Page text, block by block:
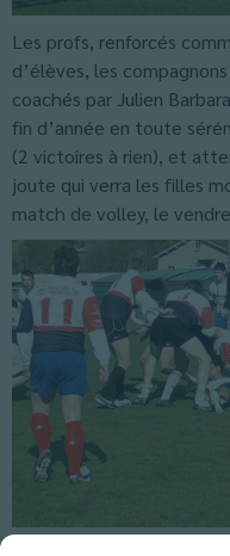
Les profs, renforcés
d’élèves, les
coachés par Julien
fin d’année en toute
(2 victoires à rien), et
joute qui verra les filles
match de volley, le